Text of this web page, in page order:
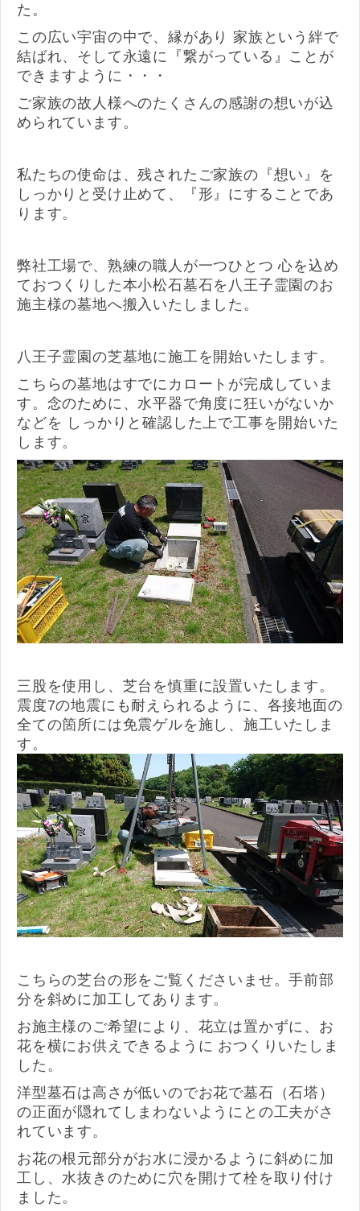
た。
この広い宇宙の中で、縁があり 家族という絆で
結ばれ、そして永遠に『繋がっている』ことが
できますように・・・
ご家族の故人様へのたくさんの感謝の想いが込
められています。
私たちの使命は、残されたご家族の『想い』を
しっかりと受け止めて、『形』にすることであ
ります。
弊社工場で、熟練の職人が一つひとつ 心を込め
ておつくりした本小松石墓石を八王子霊園のお
施主様の墓地へ搬入いたしました。
八王子霊園の芝墓地に施工を開始いたします。
こちらの墓地はすでにカロートが完成していま
す。念のために、水平器で角度に狂いがないか
などを しっかりと確認した上で工事を開始いた
します。
三股を使用し、芝台を慎重に設置いたします。
震度7の地震にも耐えられるように、各接地面の
全ての箇所には免震ゲルを施し、施工いたしま
す。
こちらの芝台の形をご覧くださいませ。手前部
分を斜めに加工してあります。
お施主様のご希望により、花立は置かずに、お
花を横にお供えできるように おつくりいたしま
した。
洋型墓石は高さが低いのでお花で墓石（石塔）
の正面が隠れてしまわないようにとの工夫がさ
れています。
お花の根元部分がお水に浸かるように斜めに加
工し、水抜きのために穴を開けて栓を取り付け
ました。